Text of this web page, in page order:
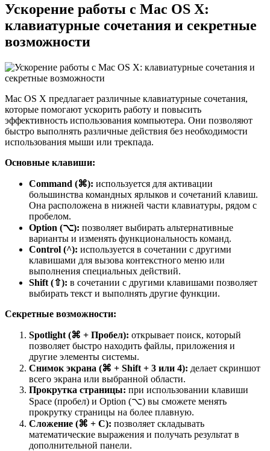
Ускорение работы с Mac OS X:
клавиатурные сочетания и секретные
возможности
Mac OS X предлагает различные клавиатурные сочетания,
которые помогают ускорить работу и повысить
эффективность использования компьютера. Они позволяют
быстро выполнять различные действия без необходимости
использования мыши или трекпада.
Основные клавиши:
Command (⌘): используется для активации
большинства командных ярлыков и сочетаний клавиш.
Она расположена в нижней части клавиатуры, рядом с
пробелом.
Option (⌥): позволяет выбирать альтернативные
варианты и изменять функциональность команд.
Control (^): используется в сочетании с другими
клавишами для вызова контекстного меню или
выполнения специальных действий.
Shift (⇧): в сочетании с другими клавишами позволяет
выбирать текст и выполнять другие функции.
Секретные возможности:
Spotlight (⌘ + Пробел): открывает поиск, который
позволяет быстро находить файлы, приложения и
другие элементы системы.
Снимок экрана (⌘ + Shift + 3 или 4): делает скриншот
всего экрана или выбранной области.
Прокрутка страницы: при использовании клавиши
Space (пробел) и Option (⌥) вы сможете менять
прокрутку страницы на более плавную.
Сложение (⌘ + С): позволяет складывать
математические выражения и получать результат в
дополнительной панели.